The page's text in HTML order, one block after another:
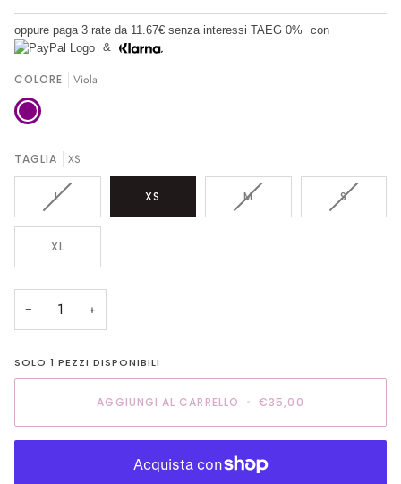
oppure paga 3 rate da 11.67€ senza interessi TAEG 0%
con
&
COLORE Viola
Viola
TAGLIA XS
LVARIANTE
O
NON
XS MVARIANTE
SVARIANTE
XL
− +
SOLO1 PEZZI DISPONIBILI
AGGIUNGI AL CARRELLO • €35,00